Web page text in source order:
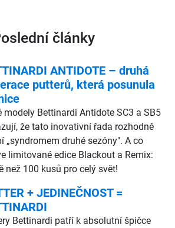
články
ANTIDOTE – druhá
putterů, která posunula
modely Bettinardi Antidote SC3 a SB5
že tato inovativní řada rozhodně
„syndromem druhé sezóny". A co
limitované edice Blackout a Remix:
než 100 kusů pro celý svět!
+ JEDINEČNOST =
Bettinardi patří k absolutní špičce